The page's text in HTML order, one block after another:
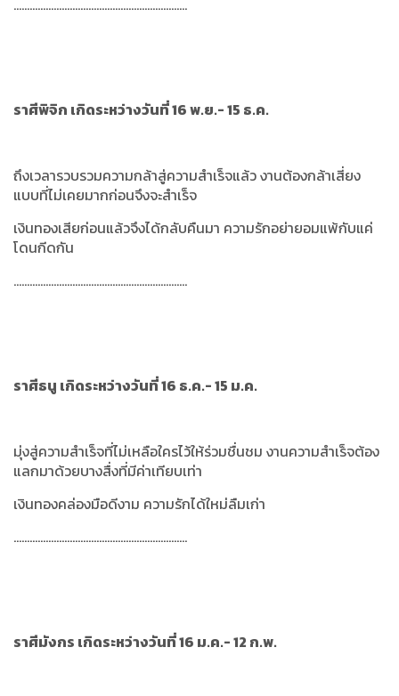
.................................................................
ราศีพิจิก เกิดระหว่างวันที่ 16 พ.ย.- 15 ธ.ค.
ถึงเวลารวบรวมความกล้าสู่ความสำเร็จแล้ว งานต้องกล้าเสี่ยง
แบบที่ไม่เคยมากก่อนจึงจะสำเร็จ
เงินทองเสียก่อนแล้วจึงได้กลับคืนมา ความรักอย่ายอมแพ้กับแค่
โดนกีดกัน
.................................................................
ราศีธนู เกิดระหว่างวันที่ 16 ธ.ค.- 15 ม.ค.
มุ่งสู่ความสำเร็จที่ไม่เหลือใครไว้ให้ร่วมชื่นชม งานความสำเร็จต้อง
แลกมาด้วยบางสื่งที่มีค่าเทียบเท่า
เงินทองคล่องมือดีงาม ความรักได้ใหม่ลืมเก่า
.................................................................
ราศีมังกร เกิดระหว่างวันที่ 16 ม.ค.- 12 ก.พ.